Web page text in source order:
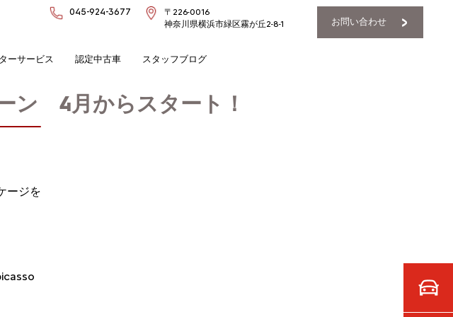
045-924-3677
〒226-0016
神奈川県横浜市緑区霧が丘2-8-1
お問い合わせ
ーサービス 認定中古車 スタッフブログ
ン 4月からスタート！
ージを